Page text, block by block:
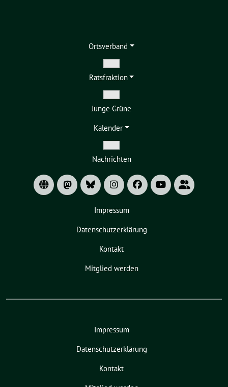
Ortsverband
Zeige
Untermenü
Ratsfraktion
Zeige
Untermenü
Junge Grüne
Kalender
Zeige
Untermenü
Nachrichten
Impressum
Datenschutzerklärung
Kontakt
Mitglied werden
Impressum
Datenschutzerklärung
Kontakt